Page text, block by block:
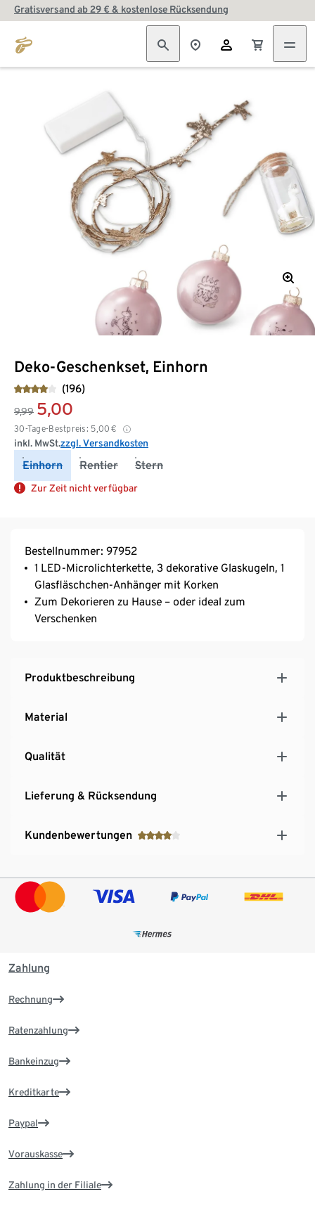
Gratisversand ab 29 € & kostenlose Rücksendung
Deko-Geschenkset, Einhorn
(196)
9,99 5,00
30-Tage-Bestpreis: 5,00 €
inkl. MwSt.zzgl. Versandkosten
Einhorn Rentier Stern
Zur Zeit nicht verfügbar
Bestellnummer: 97952
1 LED-Microlichterkette, 3 dekorative Glaskugeln, 1
Glasfläschchen-Anhänger mit Korken
Zum Dekorieren zu Hause – oder ideal zum
Verschenken
Produktbeschreibung
Material
Qualität
Lieferung & Rücksendung
Kundenbewertungen
Zahlung
Rechnung
Ratenzahlung
Bankeinzug
Kreditkarte
Paypal
Vorauskasse
Zahlung in der Filiale